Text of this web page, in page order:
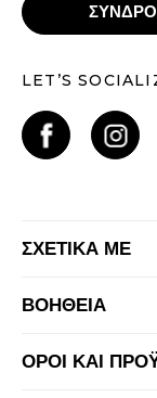
LET’S
ΣΧΕΤΙΚΑ ΜΕ
Καταστήματα
ΒΟΗΘΕΙΑ
ΟΡΟΙ ΚΑΙ